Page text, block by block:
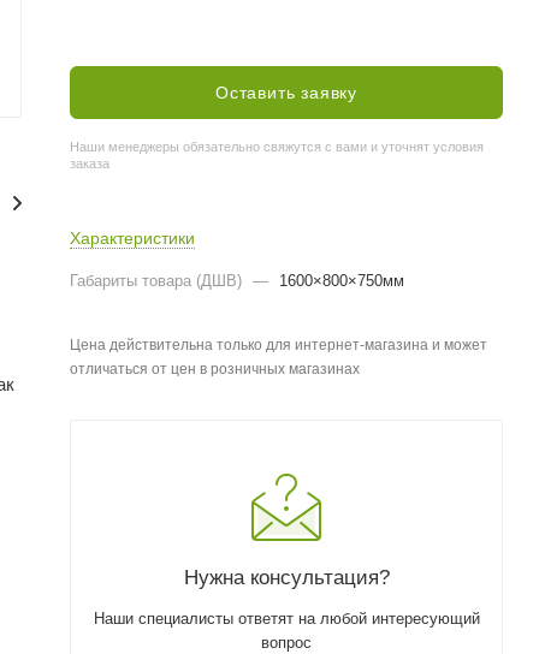
Оставить заявку
Наши менеджеры обязательно свяжутся с вами и уточнят условия
заказа
Характеристики
Габариты товара (ДШВ) — 1600×800×750мм
Цена действительна только для интернет-магазина и может
отличаться от цен в розничных магазинах
Нужна консультация?
Наши специалисты ответят на любой интересующий
вопрос